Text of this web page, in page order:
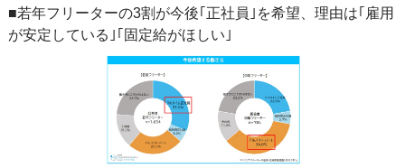
■若年フリーターの3割が今後｢正社員｣を希望、理由は｢雇用
が安定している｣｢固定給がほしい｣